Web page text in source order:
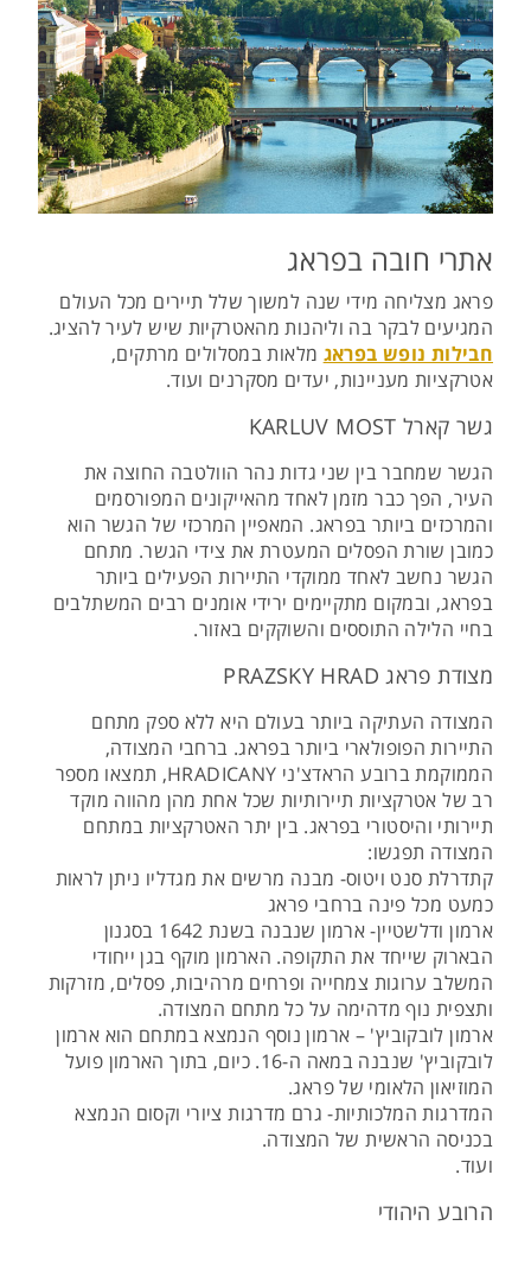
אתרי חובה בפראג
פראג מצליחה מידי שנה למשוך שלל תיירים מכל העולם
המגיעים לבקר בה וליהנות מהאטרקיות שיש לעיר להציג.
חבילות נופש בפראג מלאות במסלולים מרתקים,
אטרקציות מעניינות, יעדים מסקרנים ועוד.
גשר קארל KARLUV MOST
הגשר שמחבר בין שני גדות נהר הוולטבה החוצה את
העיר, הפך כבר מזמן לאחד מהאייקונים המפורסמים
והמרכזים ביותר בפראג. המאפיין המרכזי של הגשר הוא
כמובן שורת הפסלים המעטרת את צידי הגשר. מתחם
הגשר נחשב לאחד ממוקדי התיירות הפעילים ביותר
בפראג, ובמקום מתקיימים ירידי אומנים רבים המשתלבים
בחיי הלילה התוססים והשוקקים באזור.
מצודת פראג PRAZSKY HRAD
המצודה העתיקה ביותר בעולם היא ללא ספק מתחם
התיירות הפופולארי ביותר בפראג. ברחבי המצודה,
הממוקמת ברובע הראדצ'ני HRADICANY, תמצאו מספר
רב של אטרקציות תיירותיות שכל אחת מהן מהווה מוקד
תיירותי והיסטורי בפראג. בין יתר האטרקציות במתחם
המצודה תפגשו:
קתדרלת סנט ויטוס- מבנה מרשים את מגדליו ניתן לראות
כמעט מכל פינה ברחבי פראג
ארמון ודלשטיין- ארמון שנבנה בשנת 1642 בסגנון
הבארוק שייחד את התקופה. הארמון מוקף בגן ייחודי
המשלב ערוגות צמחייה ופרחים מרהיבות, פסלים, מזרקות
ותצפית נוף מדהימה על כל מתחם המצודה.
ארמון לובקוביץ' – ארמון נוסף הנמצא במתחם הוא ארמון
לובקוביץ' שנבנה במאה ה-16. כיום, בתוך הארמון פועל
המוזיאון הלאומי של פראג.
המדרגות המלכותיות- גרם מדרגות ציורי וקסום הנמצא
בכניסה הראשית של המצודה.
ועוד.
הרובע היהודי